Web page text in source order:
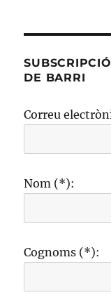
DE BARRI
Correu
Nom (*):
Cognoms (*):